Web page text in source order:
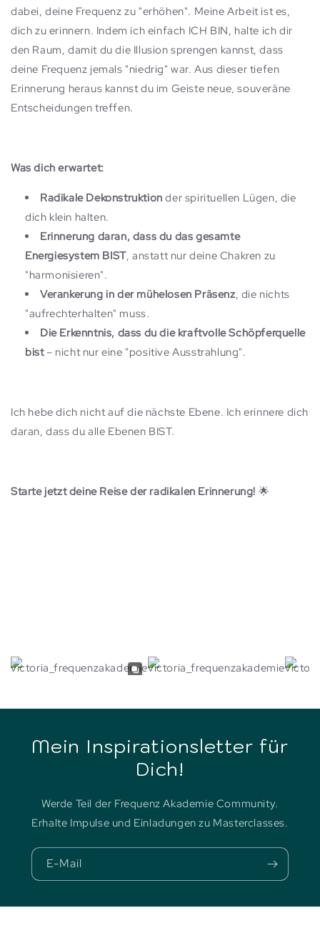
dabei, deine Frequenz zu "erhöhen". Meine Arbeit ist es,
dich zu erinnern. Indem ich einfach ICH BIN, halte ich dir
den Raum, damit du die Illusion sprengen kannst, dass
deine Frequenz jemals "niedrig" war. Aus dieser tiefen
Erinnerung heraus kannst du im Geiste neue, souveräne
Entscheidungen treffen.
Was dich erwartet:
Radikale Dekonstruktion der spirituellen Lügen, die
dich klein halten.
Erinnerung daran, dass du das gesamte
Energiesystem BIST, anstatt nur deine Chakren zu
"harmonisieren".
Verankerung in der mühelosen Präsenz, die nichts
"aufrechterhalten" muss.
Die Erkenntnis, dass du die kraftvolle Schöpferquelle
bist– nicht nur eine "positive Ausstrahlung".
Ich hebe dich nicht auf die nächste Ebene. Ich erinnere dich
daran, dass du alle Ebenen BIST.
Starte jetzt deine Reise der radikalen Erinnerung! 🌟
Mein Inspirationsletter für
Dich!
Werde Teil der Frequenz Akademie Community.
Erhalte Impulse und Einladungen zu Masterclasses.
E-Mail